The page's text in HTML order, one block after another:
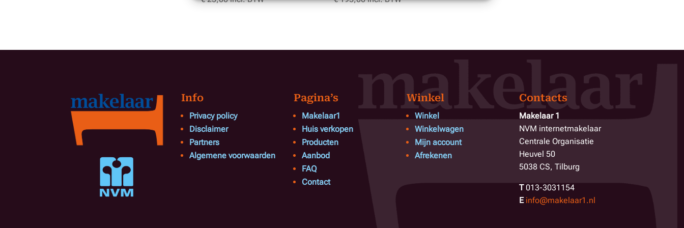
Info
Privacy policy
Disclaimer
Partners
Algemene voorwaarden
Pagina’s
Makelaar1
Huis verkopen
Producten
Aanbod
FAQ
Contact
Winkel
Winkel
Winkelwagen
Mijn account
Afrekenen
Contacts
Makelaar 1
NVM internetmakelaar
Centrale Organisatie
Heuvel 50
5038 CS, Tilburg
T013-3031154
E info@makelaar1.nl